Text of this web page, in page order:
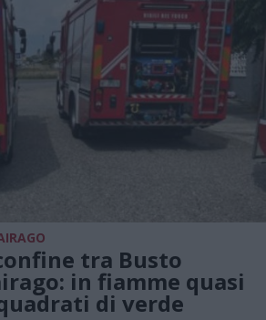
tra Busto
in fiamme quasi
di verde